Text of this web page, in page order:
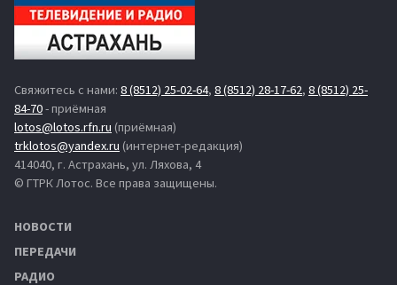
Свяжитесь с нами: 8 (8512) 25-02-64, 8 (8512) 28-17-62, 8 (8512) 25-
84-70- приёмная
lotos@lotos.rfn.ru (приёмная)
trklotos@yandex.ru (интернет-редакция)
414040, г. Астрахань, ул. Ляхова, 4
© ГТРК Лотос. Все права защищены.
НОВОСТИ
ПЕРЕДАЧИ
РАДИО